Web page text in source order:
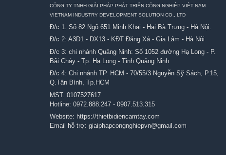
CÔNG TY TNHH GIẢI PHÁP PHÁT TRIỂN CÔNG NGHIỆP VIỆT NAM
VIETNAM INDUSTRY DEVELOPMENT SOLUTION CO., LTD
Đ/c 1: Số 82 Ngõ 651 Minh Khai - Hai Bà Trưng - Hà Nội.
Đ/c 2: A3D1 - DX13 - KĐT Đặng Xá - Gia Lâm - Hà Nội
Đ/c 3: chi nhánh Quảng Ninh: Số 1052 đường Hạ Long - P.
Bãi Cháy - Tp. Hạ Long - Tỉnh Quảng Ninh
Đ/c 4: Chi nhánh TP. HCM - 70/55/3 Nguyễn Sỹ Sách, P.15,
Q.Tân Bình, Tp.HCM
MST: 0107527617
Hotline: 0972.888.247 - 0907.513.315
Website: https://thietbidiencamtay.com
Email hỗ trợ: giaiphapcongnghiepvn@gmail.com